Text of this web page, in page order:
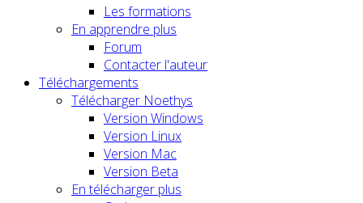
Les formations
En apprendre plus
Forum
Contacter l'auteur
Téléchargements
Télécharger Noethys
Version Windows
Version Linux
Version Mac
Version Beta
En télécharger plus